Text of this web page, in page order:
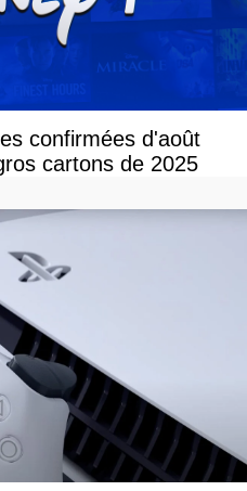
confirmées d'août
cartons de 2025